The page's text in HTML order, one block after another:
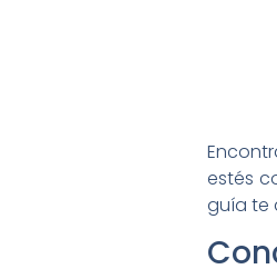
estés
guía te